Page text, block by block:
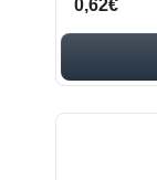
0,62€